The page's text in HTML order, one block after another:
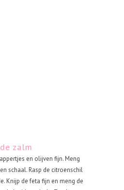
zalm
en olijven fijn. Meng
schaal. Rasp de citroenschil
Knijp de feta fijn en meng de